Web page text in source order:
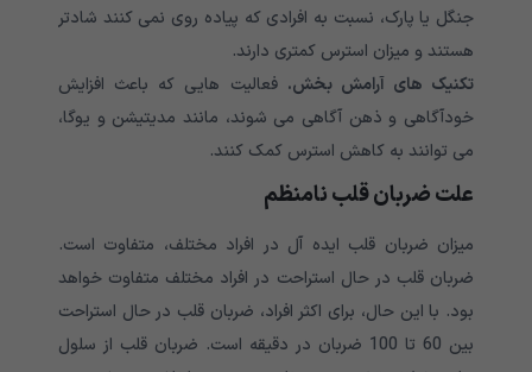
جنگل یا پارک، نسبت به افرادی که پیاده روی نمی کنند شادتر
هستند و میزان استرس کمتری دارند.
تکنیک های آرامش بخش. فعالیت هایی که باعث افزایش
خودآگاهی و ذهن آگاهی می شوند، مانند مدیتیشن و یوگا،
می توانند به کاهش استرس کمک کنند.
علت ضربان قلب نامنظم
میزان ضربان قلب ایده آل در افراد مختلف، متفاوت است.
ضربان قلب در حال استراحت در افراد مختلف متفاوت خواهد
بود. با این حال، برای اکثر افراد، ضربان قلب در حال استراحت
بین 60 تا 100 ضربان در دقیقه است. ضربان قلب از سلول